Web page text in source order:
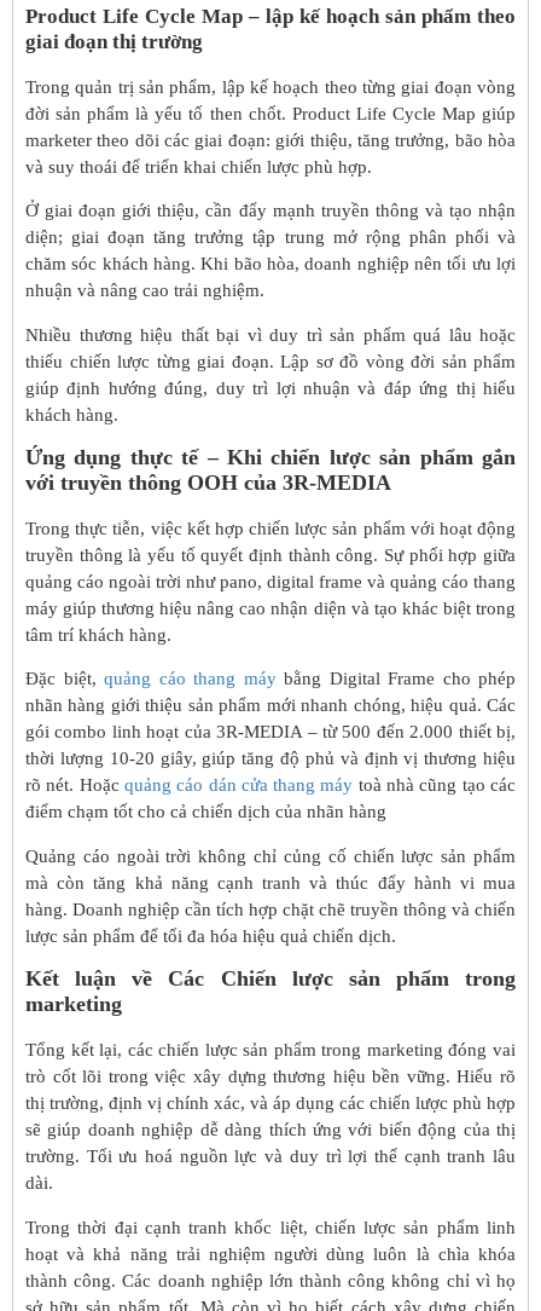
Product Life Cycle Map – lập kế hoạch sản phẩm theo
giai đoạn thị trường
Trong quản trị sản phẩm, lập kế hoạch theo từng giai đoạn vòng
đời sản phẩm là yếu tố then chốt. Product Life Cycle Map giúp
marketer theo dõi các giai đoạn: giới thiệu, tăng trưởng, bão hòa
và suy thoái để triển khai chiến lược phù hợp.
Ở giai đoạn giới thiệu, cần đẩy mạnh truyền thông và tạo nhận
diện; giai đoạn tăng trưởng tập trung mở rộng phân phối và
chăm sóc khách hàng. Khi bão hòa, doanh nghiệp nên tối ưu lợi
nhuận và nâng cao trải nghiệm.
Nhiều thương hiệu thất bại vì duy trì sản phẩm quá lâu hoặc
thiếu chiến lược từng giai đoạn. Lập sơ đồ vòng đời sản phẩm
giúp định hướng đúng, duy trì lợi nhuận và đáp ứng thị hiếu
khách hàng.
Ứng dụng thực tế – Khi chiến lược sản phẩm gắn
với truyền thông OOH của 3R-MEDIA
Trong thực tiễn, việc kết hợp chiến lược sản phẩm với hoạt động
truyền thông là yếu tố quyết định thành công. Sự phối hợp giữa
quảng cáo ngoài trời như pano, digital frame và quảng cáo thang
máy giúp thương hiệu nâng cao nhận diện và tạo khác biệt trong
tâm trí khách hàng.
Đặc biệt, quảng cáo thang máybằng Digital Frame cho phép
nhãn hàng giới thiệu sản phẩm mới nhanh chóng, hiệu quả. Các
gói combo linh hoạt của 3R-MEDIA – từ 500 đến 2.000 thiết bị,
thời lượng 10-20 giây, giúp tăng độ phủ và định vị thương hiệu
rõ nét. Hoặc quảng cáo dán cửa thang máy toà nhà cũng tạo các
điểm chạm tốt cho cả chiến dịch của nhãn hàng
Quảng cáo ngoài trời không chỉ củng cố chiến lược sản phẩm
mà còn tăng khả năng cạnh tranh và thúc đẩy hành vi mua
hàng. Doanh nghiệp cần tích hợp chặt chẽ truyền thông và chiến
lược sản phẩm để tối đa hóa hiệu quả chiến dịch.
Kết luận về Các Chiến lược sản phẩm trong
marketing
Tổng kết lại, các chiến lược sản phẩm trong marketing đóng vai
trò cốt lõi trong việc xây dựng thương hiệu bền vững. Hiểu rõ
thị trường, định vị chính xác, và áp dụng các chiến lược phù hợp
sẽ giúp doanh nghiệp dễ dàng thích ứng với biến động của thị
trường. Tối ưu hoá nguồn lực và duy trì lợi thế cạnh tranh lâu
dài.
Trong thời đại cạnh tranh khốc liệt, chiến lược sản phẩm linh
hoạt và khả năng trải nghiệm người dùng luôn là chìa khóa
thành công. Các doanh nghiệp lớn thành công không chỉ vì họ
sở hữu sản phẩm tốt. Mà còn vì họ biết cách xây dựng chiến